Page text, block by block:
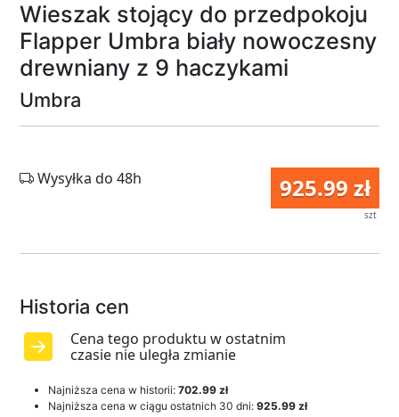
Wieszak stojący do przedpokoju
Flapper Umbra biały nowoczesny
drewniany z 9 haczykami
Umbra
925.99 zł
szt
Wysyłka do 48h
Historia cen
Cena tego produktu w ostatnim
czasie nie uległa zmianie
Najniższa cena w historii: 702.99 zł
Najniższa cena w ciągu ostatnich 30 dni: 925.99 zł